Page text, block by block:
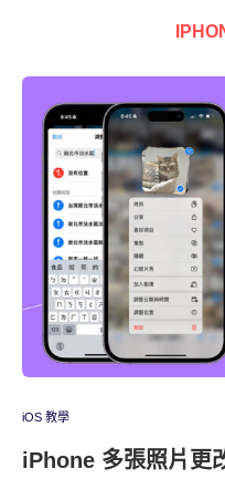
iOS 教學
iPhone 多張照片更